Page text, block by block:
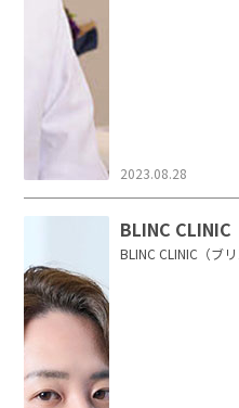
2023.08.28
BLINC CLINIC
BLINC CLINIC（ブ